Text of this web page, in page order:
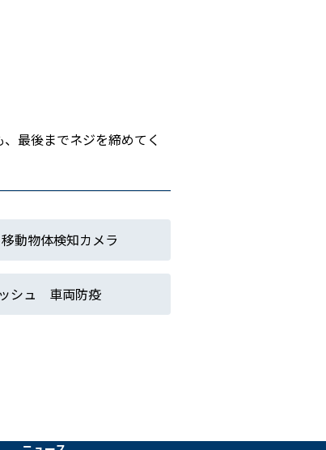
最後までネジを締めてく
物体検知カメラ
シュ 車両防疫